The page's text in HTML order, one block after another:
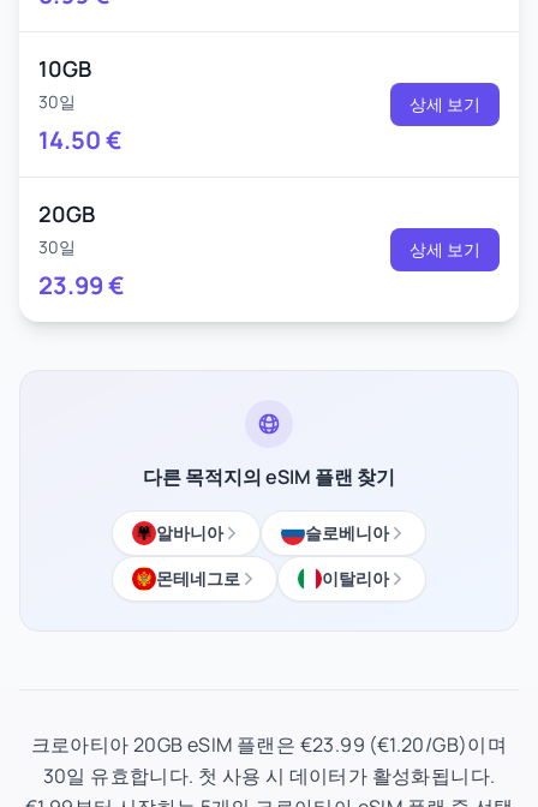
10GB
30일
14.50€
상세 보기
20GB
30일
23.99€
상세 보기
다른 목적지의 eSIM 플랜 찾기
알바니아
슬로베니아
몬테네그로
이탈리아
크로아티아 20GB eSIM 플랜은 €23.99 (€1.20/GB)이며
30일 유효합니다. 첫 사용 시 데이터가 활성화됩니다.